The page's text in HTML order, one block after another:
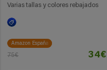
Varias tallas y colores rebajados
Amazon España
75€ 34€